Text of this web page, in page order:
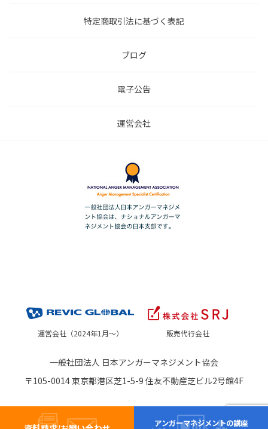
特定商取引法に基づく表記
ブログ
電子公告
運営会社
アンガーマネジメントの講座